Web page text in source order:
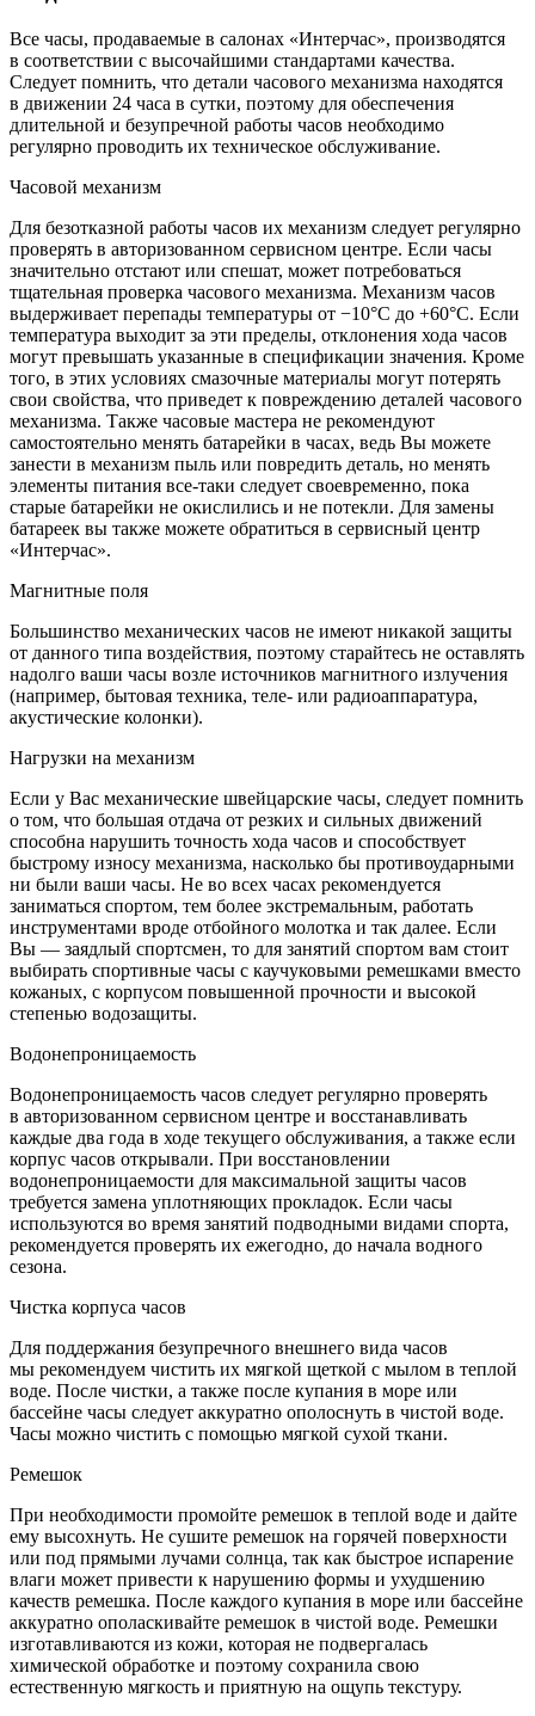
Все часы, продаваемые в салонах «Интерчас», производятся
в соответствии с высочайшими стандартами качества.
Следует помнить, что детали часового механизма находятся
в движении 24 часа в сутки, поэтому для обеспечения
длительной и безупречной работы часов необходимо
регулярно проводить их техническое обслуживание.
Часовой механизм
Для безотказной работы часов их механизм следует регулярно
проверять в авторизованном сервисном центре. Если часы
значительно отстают или спешат, может потребоваться
тщательная проверка часового механизма. Механизм часов
выдерживает перепады температуры от −10°C до +60°C. Если
температура выходит за эти пределы, отклонения хода часов
могут превышать указанные в спецификации значения. Кроме
того, в этих условиях смазочные материалы могут потерять
свои свойства, что приведет к повреждению деталей часового
механизма. Также часовые мастера не рекомендуют
самостоятельно менять батарейки в часах, ведь Вы можете
занести в механизм пыль или повредить деталь, но менять
элементы питания все-таки следует своевременно, пока
старые батарейки не окислились и не потекли. Для замены
батареек вы также можете обратиться в сервисный центр
«Интерчас».
Магнитные поля
Большинство механических часов не имеют никакой защиты
от данного типа воздействия, поэтому старайтесь не оставлять
надолго ваши часы возле источников магнитного излучения
(например, бытовая техника, теле- или радиоаппаратура,
акустические колонки).
Нагрузки на механизм
Если у Вас механические швейцарские часы, следует помнить
о том, что большая отдача от резких и сильных движений
способна нарушить точность хода часов и способствует
быстрому износу механизма, насколько бы противоударными
ни были ваши часы. Не во всех часах рекомендуется
заниматься спортом, тем более экстремальным, работать
инструментами вроде отбойного молотка и так далее. Если
Вы — заядлый спортсмен, то для занятий спортом вам стоит
выбирать спортивные часы с каучуковыми ремешками вместо
кожаных, с корпусом повышенной прочности и высокой
степенью водозащиты.
Водонепроницаемость
Водонепроницаемость часов следует регулярно проверять
в авторизованном сервисном центре и восстанавливать
каждые два года в ходе текущего обслуживания, а также если
корпус часов открывали. При восстановлении
водонепроницаемости для максимальной защиты часов
требуется замена уплотняющих прокладок. Если часы
используются во время занятий подводными видами спорта,
рекомендуется проверять их ежегодно, до начала водного
сезона.
Чистка корпуса часов
Для поддержания безупречного внешнего вида часов
мы рекомендуем чистить их мягкой щеткой с мылом в теплой
воде. После чистки, а также после купания в море или
бассейне часы следует аккуратно ополоснуть в чистой воде.
Часы можно чистить с помощью мягкой сухой ткани.
Ремешок
При необходимости промойте ремешок в теплой воде и дайте
ему высохнуть. Не сушите ремешок на горячей поверхности
или под прямыми лучами солнца, так как быстрое испарение
влаги может привести к нарушению формы и ухудшению
качеств ремешка. После каждого купания в море или бассейне
аккуратно ополаскивайте ремешок в чистой воде. Ремешки
изготавливаются из кожи, которая не подвергалась
химической обработке и поэтому сохранила свою
естественную мягкость и приятную на ощупь текстуру.